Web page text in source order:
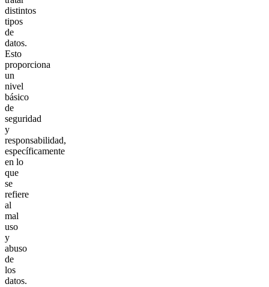
distintos
tipos
de
datos.
Esto
proporciona
un
nivel
básico
de
seguridad
y
responsabilidad,
específicamente
en lo
que
se
refiere
al
mal
uso
y
abuso
de
los
datos.